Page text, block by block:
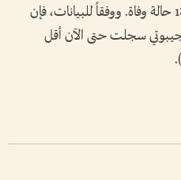
بتسجيل 50 ألفاً و756 إصابة و188 حالة وفاة. ووفقاً للبيانات، فإن
سجلت حتى الآن أقل